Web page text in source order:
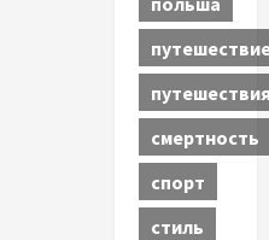
смертность
спорт
стиль